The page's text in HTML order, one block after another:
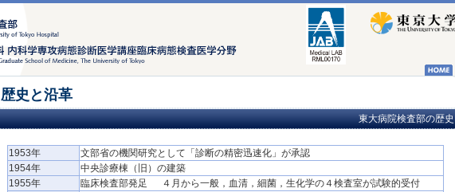
歴史と沿革
東大病院検査部の歴史
1953年
文部省の機関研究として「診断の精密迅速化」が承認
1954年
中央診療棟（旧）の建築
1955年
臨床検査部発足 ４月から一般，血清，細菌，生化学の４検査室が試験的受付